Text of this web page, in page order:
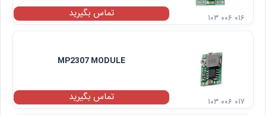
تماس بگیرید ۱۰۳ ۰۰۶ ۰۱۶
MP2307 MODULE
تماس بگیرید
۱۰۳ ۰۰۶ ۰۱۷